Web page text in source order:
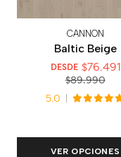
CANNON
Baltic Beige
DESDE $76.491
$89.990
5.0
VER OPCIONES